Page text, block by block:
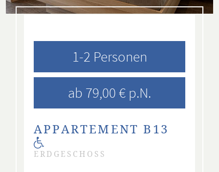
1-2 Personen
ab 79,00 € p.N.
APPARTEMENT B13
ERDGESCHOSS